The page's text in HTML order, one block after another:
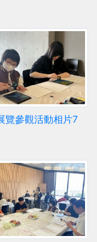
覽參觀活動相片7